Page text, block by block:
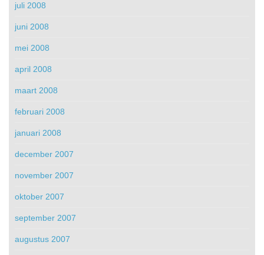
juli 2008
juni 2008
mei 2008
april 2008
maart 2008
februari 2008
januari 2008
december 2007
november 2007
oktober 2007
september 2007
augustus 2007